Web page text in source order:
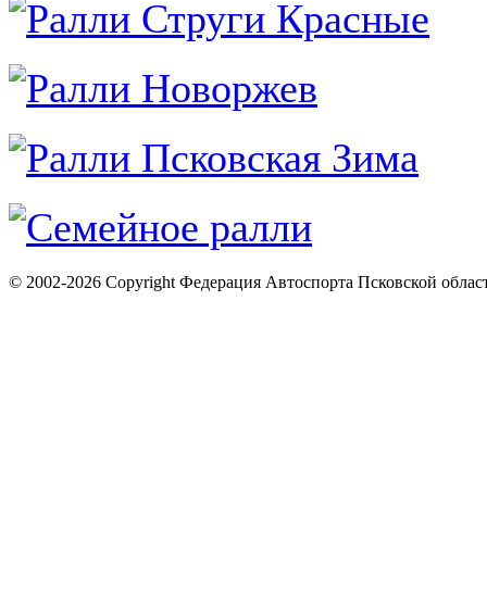
© 2002-2026 Copyright Федерация Автоспорта Псковской